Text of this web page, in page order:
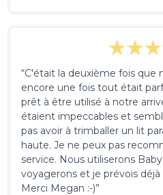
“C'était la deuxième fois que
encore une fois tout était
prêt à être utilisé à notre
étaient impeccables et
pas avoir à trimballer un lit
haute. Je ne peux pas
service. Nous utiliserons
voyagerons et je prévois
Merci Megan :-)”